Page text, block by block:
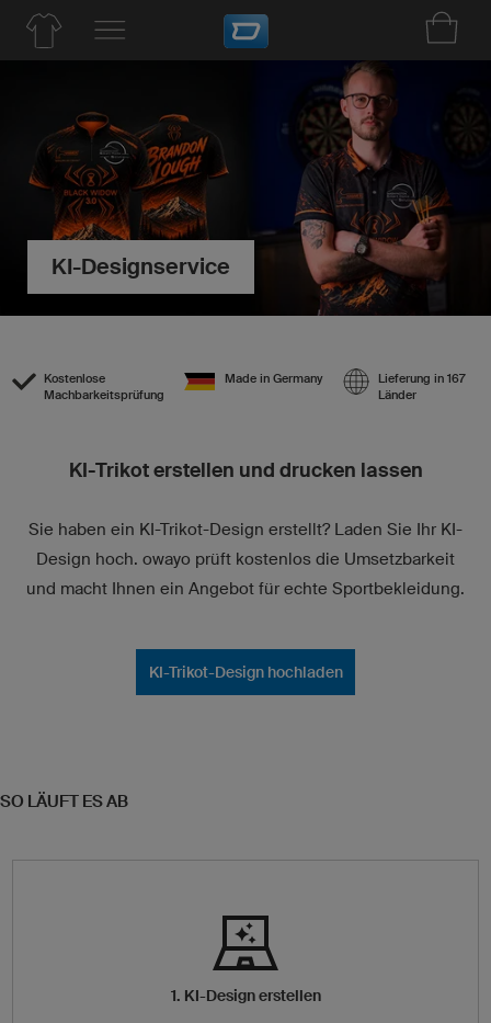
KI-Designservice
Kostenlose
Machbarkeitsprüfung
Made in Germany
Lieferung in 167
Länder
KI-Trikot erstellen und drucken lassen
Sie haben ein KI-Trikot-Design erstellt? Laden Sie Ihr KI-
Design hoch. owayo prüft kostenlos die Umsetzbarkeit
und macht Ihnen ein Angebot für echte Sportbekleidung.
KI-Trikot-Design hochladen
SO LÄUFT ES AB
1. KI-Design erstellen